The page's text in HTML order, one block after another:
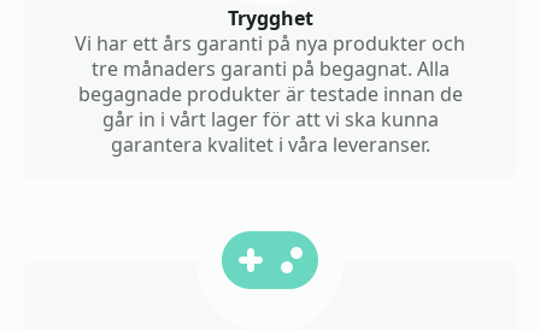
Trygghet
Vi har ett års garanti på nya produkter och
tre månaders garanti på begagnat. Alla
begagnade produkter är testade innan de
går in i vårt lager för att vi ska kunna
garantera kvalitet i våra leveranser.